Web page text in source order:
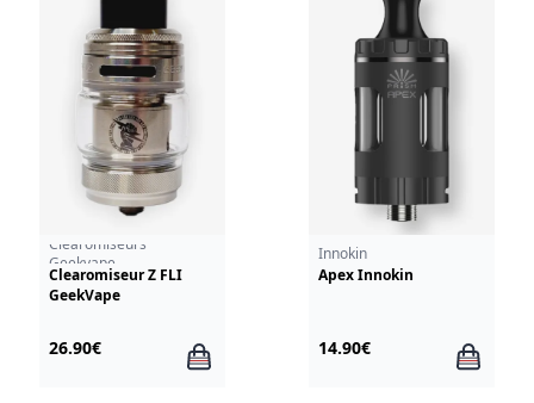
Clearomiseurs
Geekvape
Clearomiseur Z FLI
GeekVape
26.90€
Innokin
Apex Innokin
14.90€